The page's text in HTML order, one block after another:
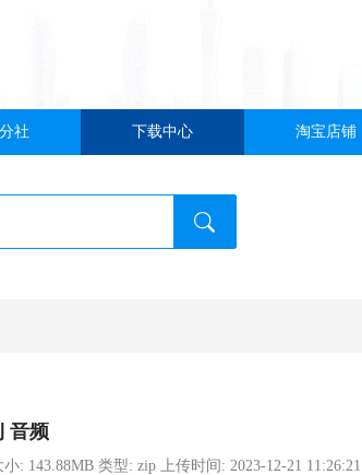
社 下载中心 淘宝店铺
音频
: 143.88MB 类型: zip 上传时间: 2023-12-21 11:26:21